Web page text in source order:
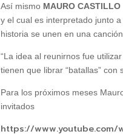
Así mismo MAURO CASTILLO
y el cual es interpretado junto
historia se unen en una
“La idea al reunirnos fue
tienen que librar “batallas”
Para los próximos meses
invitados
https://www.youtube.com/